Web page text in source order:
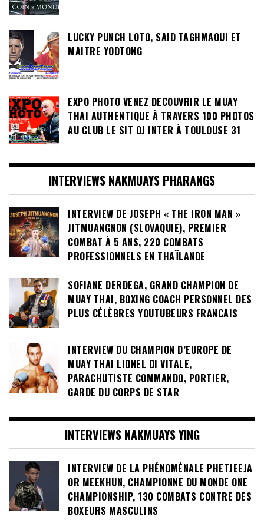
LUCKY PUNCH LOTO, SAID TAGHMAOUI ET
MAITRE YODTONG
EXPO PHOTO VENEZ DECOUVRIR LE MUAY
THAI AUTHENTIQUE À TRAVERS 100 PHOTOS
AU CLUB LE SIT OJ INTER À TOULOUSE 31
INTERVIEWS NAKMUAYS PHARANGS
INTERVIEW DE JOSEPH « THE IRON MAN »
JITMUANGNON (SLOVAQUIE), PREMIER
COMBAT À 5 ANS, 220 COMBATS
PROFESSIONNELS EN THAÏLANDE
SOFIANE DERDEGA, GRAND CHAMPION DE
MUAY THAI, BOXING COACH PERSONNEL DES
PLUS CÉLÈBRES YOUTUBEURS FRANCAIS
INTERVIEW DU CHAMPION D’EUROPE DE
MUAY THAI LIONEL DI VITALE,
PARACHUTISTE COMMANDO, PORTIER,
GARDE DU CORPS DE STAR
INTERVIEWS NAKMUAYS YING
INTERVIEW DE LA PHÉNOMÉNALE PHETJEEJA
OR MEEKHUN, CHAMPIONNE DU MONDE ONE
CHAMPIONSHIP, 130 COMBATS CONTRE DES
BOXEURS MASCULINS